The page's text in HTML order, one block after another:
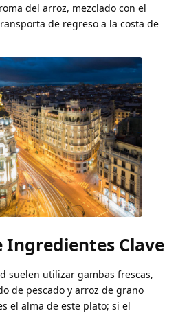
del arroz, mezclado con el
de regreso a la costa de
Ingredientes Clave
suelen utilizar gambas frescas,
de pescado y arroz de grano
el alma de este plato; si el